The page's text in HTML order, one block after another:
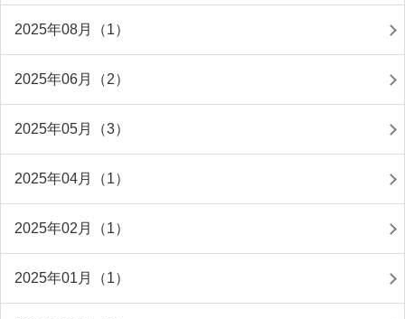
2025年08月（1）
2025年06月（2）
2025年05月（3）
2025年04月（1）
2025年02月（1）
2025年01月（1）